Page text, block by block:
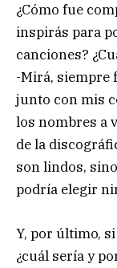
¿Cómo fue
inspirás para
canciones?
-Mirá, siempre
junto con mis
los nombres a
de la
son lindos,
podría elegir
Y, por último,
¿cuál sería y